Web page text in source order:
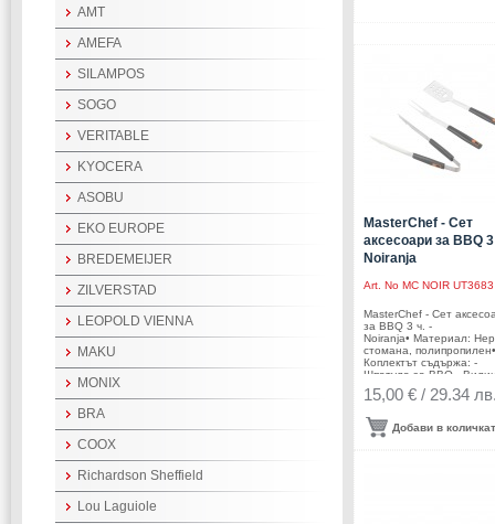
MasterChef - Сет
аксесоари за BBQ
Noiranja
Art. No MC NOIR UT3683
MasterChef - Сет
за BBQ 3 ч. -
Noiranja• Материал:
стомана, полипропилен•
Коплектът съдържа: -
Шпатула за BBQ -
BBQ - Щипка за BBQ •
Тегло: 0,592
Нидерландия
MasterChef лого са
15,00 € / 29.34
Добави в
AMT
AMEFA
SILAMPOS
SOGO
VERITABLE
KYOCERA
ASOBU
EKO EUROPE
BREDEMEIJER
ZILVERSTAD
LEOPOLD VIENNA
MAKU
MONIX
BRA
COOX
Richardson Sheffield
Lou Laguiole